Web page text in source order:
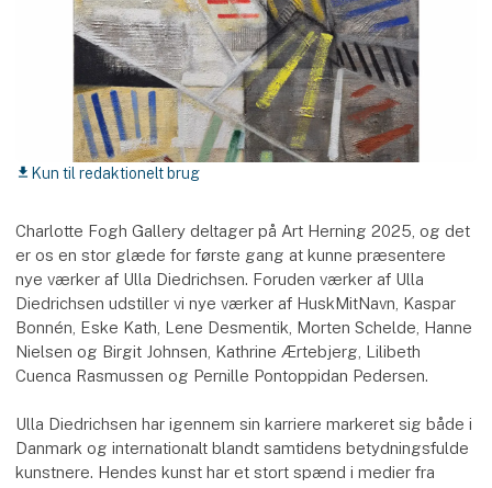
download Kun til redaktionelt brug
Charlotte Fogh Gallery deltager på Art Herning 2025, og det
er os en stor glæde for første gang at kunne præsentere
nye værker af Ulla Diedrichsen. Foruden værker af Ulla
Diedrichsen udstiller vi nye værker af HuskMitNavn, Kaspar
Bonnén, Eske Kath, Lene Desmentik, Morten Schelde, Hanne
Nielsen og Birgit Johnsen, Kathrine Ærtebjerg, Lilibeth
Cuenca Rasmussen og Pernille Pontoppidan Pedersen.
Ulla Diedrichsen har igennem sin karriere markeret sig både i
Danmark og internationalt blandt samtidens betydningsfulde
kunstnere. Hendes kunst har et stort spænd i medier fra